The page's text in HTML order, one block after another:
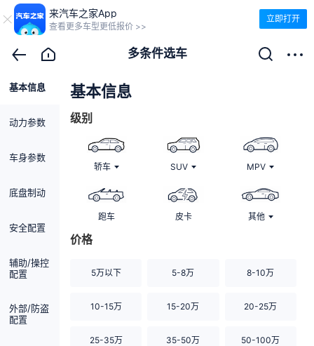
来汽车之家App
查看更多车型更低报价 >>
立即打开
多条件选车
基本信息
动力参数
车身参数
底盘制动
安全配置
辅助/操控
配置
外部/防盗
配置
基本信息
级别
轿车 SUV MPV
跑车 皮卡 其他
价格
5万以下 5-8万 8-10万
10-15万 15-20万 20-25万
25-35万 35-50万 50-100万